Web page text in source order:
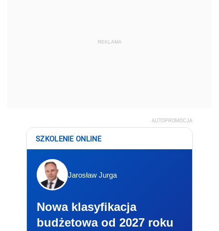
REKLAMA
AUTOPROMOCJA
SZKOLENIE ONLINE
Jarosław Jurga
Nowa klasyfikacja
budżetowa od 2027 roku